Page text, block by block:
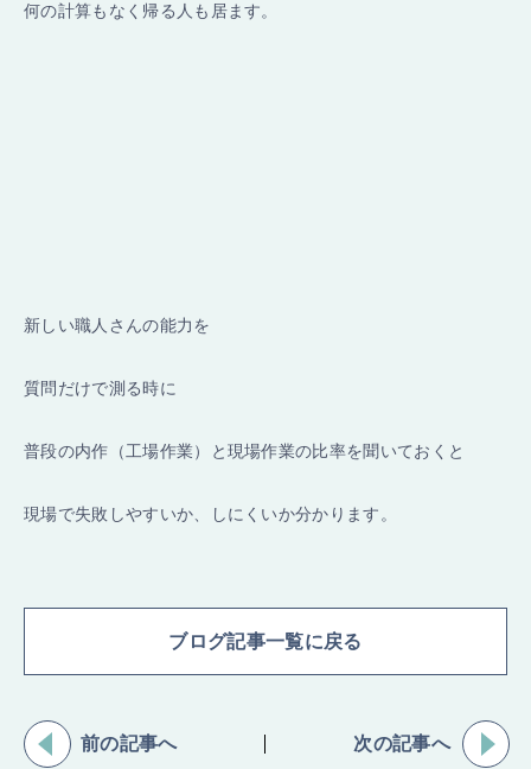
何の計算もなく帰る人も居ます。
新しい職人さんの能力を
質問だけで測る時に
普段の内作（工場作業）と現場作業の比率を聞いておくと
現場で失敗しやすいか、しにくいか分かります。
ブログ記事一覧に戻る
前の記事へ 次の記事へ